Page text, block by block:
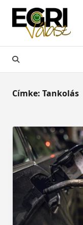
Skip
content
Címke: Tankolás